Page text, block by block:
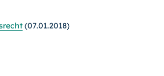
(07.01.2018)